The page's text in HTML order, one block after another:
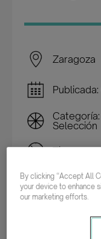
Zaragoza
Selección
Tiempo
Indefinido
By clicking “Accept All
your device to enhance
our marketing efforts.